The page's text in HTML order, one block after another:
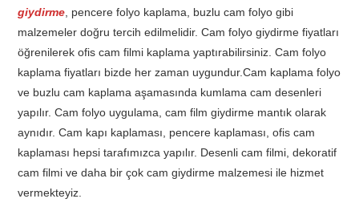
giydirme , pencere folyo kaplama, buzlu cam folyo gibi
malzemeler doğru tercih edilmelidir. Cam folyo giydirme fiyatları
öğrenilerek ofis cam filmi kaplama yaptırabilirsiniz. Cam folyo
kaplama fiyatları bizde her zaman uygundur.Cam kaplama folyo
ve buzlu cam kaplama aşamasında kumlama cam desenleri
yapılır. Cam folyo uygulama, cam film giydirme mantık olarak
aynıdır. Cam kapı kaplaması, pencere kaplaması, ofis cam
kaplaması hepsi tarafımızca yapılır. Desenli cam filmi, dekoratif
cam filmi ve daha bir çok cam giydirme malzemesi ile hizmet
vermekteyiz.